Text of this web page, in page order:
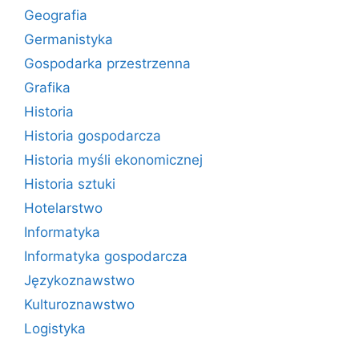
Geografia
Germanistyka
Gospodarka przestrzenna
Grafika
Historia
Historia gospodarcza
Historia myśli ekonomicznej
Historia sztuki
Hotelarstwo
Informatyka
Informatyka gospodarcza
Językoznawstwo
Kulturoznawstwo
Logistyka